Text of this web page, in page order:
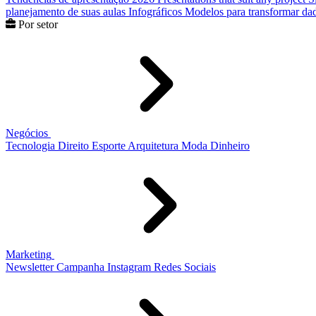
planejamento de suas aulas Infográficos Modelos para transformar
Por setor
Negócios
Tecnologia Direito Esporte Arquitetura Moda Dinheiro
Marketing
Newsletter Campanha Instagram Redes Sociais